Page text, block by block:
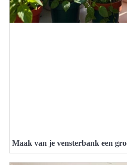
Maak van je vensterbank een